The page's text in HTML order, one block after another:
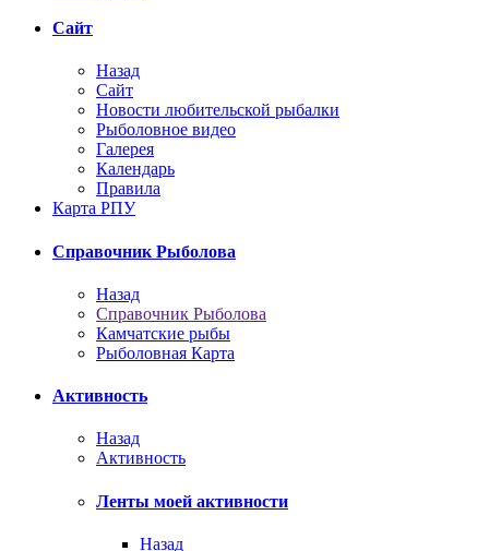
Сайт
Назад
Сайт
Новости любительской рыбалки
Рыболовное видео
Галерея
Календарь
Правила
Карта РПУ
Справочник Рыболова
Назад
Справочник Рыболова
Камчатские рыбы
Рыболовная Карта
Активность
Назад
Активность
Ленты моей активности
Назад